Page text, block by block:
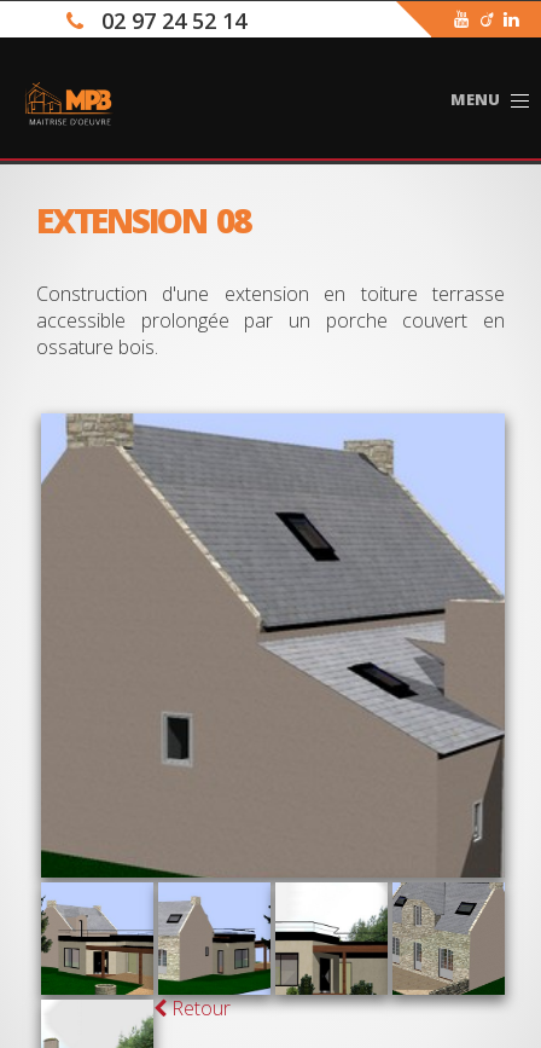
02 97 24 52 14
EXTENSION 08
Construction d'une extension en toiture terrasse
accessible prolongée par un porche couvert en
ossature bois.
Retour